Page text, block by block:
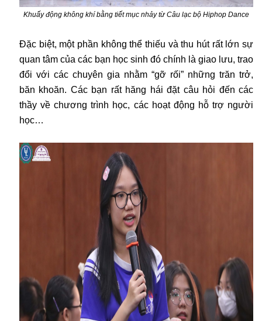
Khuấy động không khí bằng tiết mục nhảy từ Câu lạc bộ Hiphop Dance
Đặc biệt, một phần không thể thiếu và thu hút rất lớn sự
quan tâm của các bạn học sinh đó chính là giao lưu, trao
đổi với các chuyên gia nhằm “gỡ rối” những trăn trở,
băn khoăn. Các bạn rất hăng hái đặt câu hỏi đến các
thầy về chương trình học, các hoạt động hỗ trợ người
học…